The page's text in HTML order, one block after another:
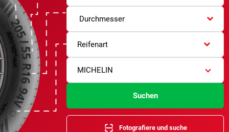
Durchmesser
Reifenart
MICHELIN
Suchen
Fotografiere und suche